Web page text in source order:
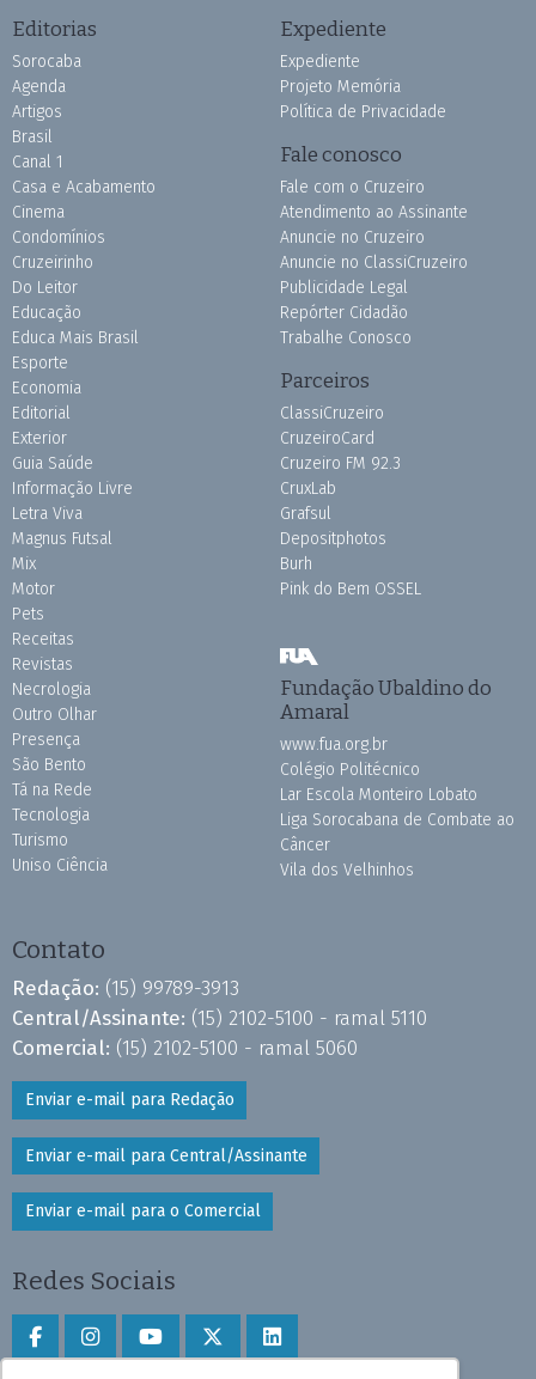
Editorias
Sorocaba
Agenda
Artigos
Brasil
Canal 1
Casa e Acabamento
Cinema
Condomínios
Cruzeirinho
Do Leitor
Educação
Educa Mais Brasil
Esporte
Economia
Editorial
Exterior
Guia Saúde
Informação Livre
Letra Viva
Magnus Futsal
Mix
Motor
Pets
Receitas
Revistas
Necrologia
Outro Olhar
Presença
São Bento
Tá na Rede
Tecnologia
Turismo
Uniso Ciência
Expediente
Expediente
Projeto Memória
Política de Privacidade
Fale conosco
Fale com o Cruzeiro
Atendimento ao Assinante
Anuncie no Cruzeiro
Anuncie no ClassiCruzeiro
Publicidade Legal
Repórter Cidadão
Trabalhe Conosco
Parceiros
ClassiCruzeiro
CruzeiroCard
Cruzeiro FM 92.3
CruxLab
Grafsul
Depositphotos
Burh
Pink do Bem OSSEL
Fundação Ubaldino do
Amaral
www.fua.org.br
Colégio Politécnico
Lar Escola Monteiro Lobato
Liga Sorocabana de Combate ao
Câncer
Vila dos Velhinhos
Contato
Redação: (15) 99789-3913
Central/Assinante: (15) 2102-5100 - ramal 5110
Comercial: (15) 2102-5100 - ramal 5060
Enviar e-mail para Redação
Enviar e-mail para Central/Assinante
Enviar e-mail para o Comercial
Redes Sociais